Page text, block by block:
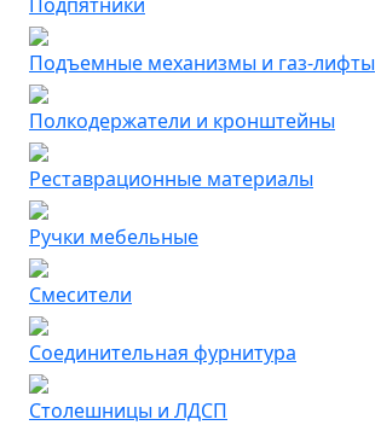
Подъемные механизмы и газ-лифты
Полкодержатели и кронштейны
Реставрационные материалы
Ручки мебельные
Смесители
Соединительная фурнитура
Столешницы и ЛДСП